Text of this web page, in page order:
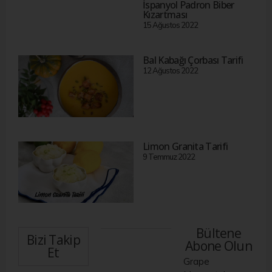
İspanyol Padron Biber
Kızartması
15 Ağustos 2022
Bal Kabağı Çorbası Tarifi
12 Ağustos 2022
Limon Granita Tarifi
9 Temmuz 2022
Bizi Takip
Et
Bültene
Abone Olun
Grape